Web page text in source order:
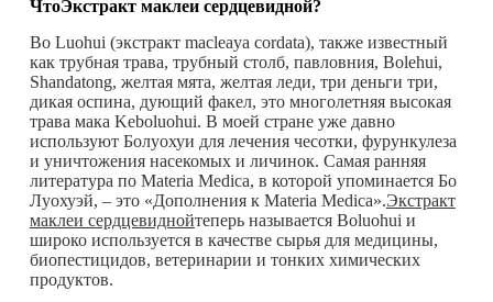
ЧтоЭкстракт маклеи сердцевидной?
Bo Luohui (экстракт macleaya cordata), также известный
как трубная трава, трубный столб, павловния, Bolehui,
Shandatong, желтая мята, желтая леди, три деньги три,
дикая оспина, дующий факел, это многолетняя высокая
трава мака Keboluohui. В моей стране уже давно
используют Болуохуи для лечения чесотки, фурункулеза
и уничтожения насекомых и личинок. Самая ранняя
литература по Materia Medica, в которой упоминается Бо
Луохуэй, – это «Дополнения к Materia Medica».Экстракт
маклеи сердцевиднойтеперь называется Boluohui и
широко используется в качестве сырья для медицины,
биопестицидов, ветеринарии и тонких химических
продуктов.